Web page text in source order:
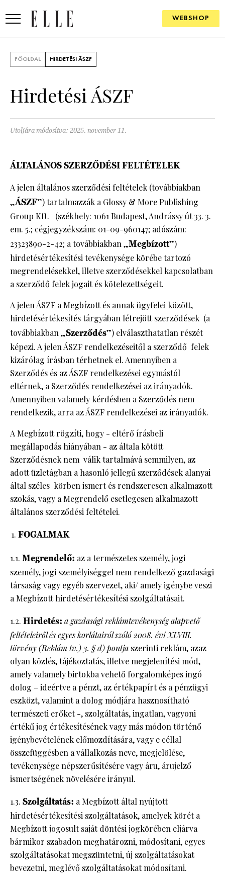
WEBSHOP
GOURMET AWARDS
SZÉPSÉG
PSZICHÉ
ÉLETMÓD
PÁRKAPCSOLAT
DECOR
Trendek
Szobák
Ötletek
Szép terek
HOROSZKÓP
SZTÁRHÍREK
BUSINESS
ANYA
AWARDS
BEAUTY AWARDS
EVENT
WEBSHOP
HÍRLEVÉL
FŐOLDAL HIRDETÉSI ÁSZF
Hirdetési ÁSZF
Utoljára módosítva: 2025. november 11.
ÁLTALÁNOS SZERZŐDÉSI FELTÉTELEK
A jelen általános szerződési feltételek (továbbiakban
„ÁSZF”) tartalmazzák a Glossy & More Publishing
Group Kft. (székhely: 1061 Budapest, Andrássy út 33. 3.
em. 5.; cégjegyzékszám: 01-09-960147; adószám:
23323890-2-42; a továbbiakban „Megbízott”)
hirdetésértékesítési tevékenysége körébe tartozó
megrendelésekkel, illetve szerződésekkel kapcsolatban
a szerződő felek jogait és kötelezettségeit.
A jelen ÁSZF a Megbízott és annak ügyfelei között,
hirdetésértékesítés tárgyában létrejött szerződések (a
továbbiakban „Szerződés”) elválaszthatatlan részét
képezi. A jelen ÁSZF rendelkezéseitől a szerződő felek
kizárólag írásban térhetnek el. Amennyiben a
Szerződés és az ÁSZF rendelkezései egymástól
eltérnek, a Szerződés rendelkezései az irányadók.
Amennyiben valamely kérdésben a Szerződés nem
rendelkezik, arra az ÁSZF rendelkezései az irányadók.
A Megbízott rögzíti, hogy - eltérő írásbeli
megállapodás hiányában - az általa kötött
Szerződésnek nem válik tartalmává semmilyen, az
adott üzletágban a hasonló jellegű szerződések alanyai
által széles körben ismert és rendszeresen alkalmazott
szokás, vagy a Megrendelő esetlegesen alkalmazott
általános szerződési feltételei.
FOGALMAK
1.1. Megrendelő: az a természetes személy, jogi
személy, jogi személyiséggel nem rendelkező gazdasági
társaság vagy egyéb szervezet, aki/ amely igénybe veszi
a Megbízott hirdetésértékesítési szolgáltatásait.
1.2. Hirdetés: a gazdasági reklámtevékenység alapvető
feltételeiről és egyes korlátairól szóló 2008. évi XLVIII.
törvény (Reklám tv.) 3. § d) pontja szerinti reklám, azaz
olyan közlés, tájékoztatás, illetve megjelenítési mód,
amely valamely birtokba vehető forgalomképes ingó
dolog – ideértve a pénzt, az értékpapírt és a pénzügyi
eszközt, valamint a dolog módjára hasznosítható
természeti erőket -, szolgáltatás, ingatlan, vagyoni
értékű jog értékesítésének vagy más módon történő
igénybevételének előmozdítására, vagy e céllal
összefüggésben a vállalkozás neve, megjelölése,
tevékenysége népszerűsítésére vagy áru, árujelző
ismertségének növelésére irányul.
1.3. Szolgáltatás: a Megbízott által nyújtott
hirdetésértékesítési szolgáltatások, amelyek körét a
Megbízott jogosult saját döntési jogkörében eljárva
bármikor szabadon meghatározni, módosítani, egyes
szolgáltatásokat megszüntetni, új szolgáltatásokat
bevezetni, meglévő szolgáltatásokat módosítani.